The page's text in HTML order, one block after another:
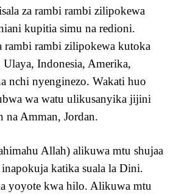
za rambi rambi zilipokewa
kupitia simu na redioni.
rambi rambi zilipokewa kutoka
Indonesia, Amerika,
nchi nyenginezo. Wakati huo
wa watu ulikusanyika jijini
na Amman, Jordan.
Allah) alikuwa mtu shujaa
katika suala la Dini.
yoyote kwa hilo. Alikuwa mtu